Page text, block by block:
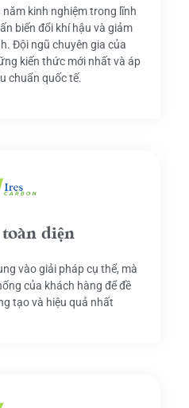
kinh nghiệm trong lĩnh
biến đổi khí hậu và giảm
Đội ngũ chuyên gia của
kiến thức mới nhất và áp
chuẩn quốc tế.
diện
vào giải pháp cụ thể, mà
của khách hàng để đề
tạo và hiệu quả nhất